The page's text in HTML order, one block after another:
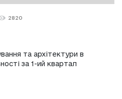
2820
та архітектури в
за 1-ий квартал